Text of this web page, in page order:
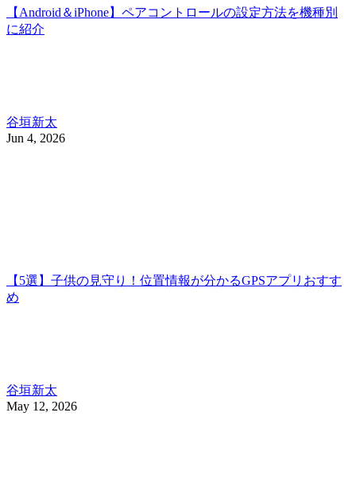
【Android＆iPhone】ペアコントロールの設定方法を機種別
に紹介
谷垣新太
Jun 4, 2026
【5選】子供の見守り！位置情報が分かるGPSアプリおすす
め
谷垣新太
May 12, 2026